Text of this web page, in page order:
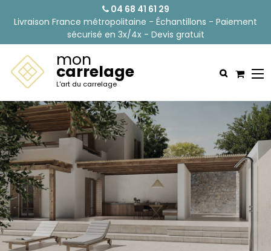
04 68 41 61 29
Livraison France métropolitaine - Échantillons - Paiement
sécurisé en 3x/4x - Devis gratuit
mon
carrelage
L'art du carrelage